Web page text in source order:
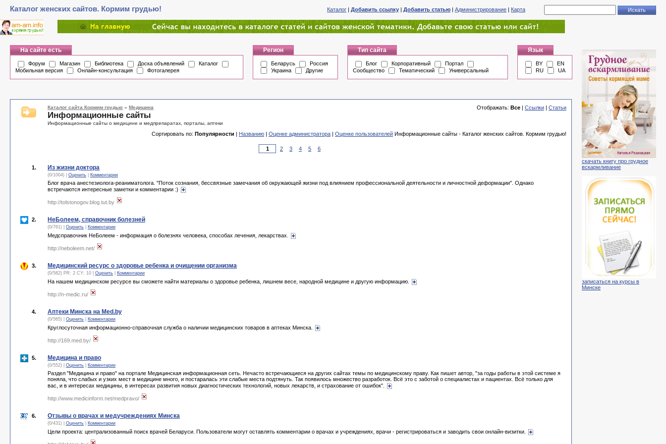
Каталог женских сайтов. Кормим грудью! Каталог | Добавить ссылку | Добавить статью | Администрирование | Карта
На сайте есть
Форум Магазин Библиотека Доска объявлений
Каталог
Мобильная версия
Онлайн-консультация Фотогалерея
Регион
Беларусь
Россия
Украина
Другие
Тип сайта
Блог Корпоративный
Портал
Сообщество
Тематический Универсальный
Язык
BY
EN
RU
UA
Каталог сайта Кормим грудью » Медицина Отображать: Все | Ссылки | Статьи
Информационные сайты
Информационные сайты о медицине и медпрепаратах, порталы, аптеки
Сортировать по: Популярности | Названию | Оценке администратора | Оценке пользователей Информационные сайты - Каталог женских сайтов. Кормим грудью!
2 3 4 5 6
1. Из жизни доктора
(0/1004) | Оценить Комментарии
Блог врача анестезиолога-реаниматолога. "Поток сознания, бессвязные замечания об окружающей жизни под влиянием профессиональной деятельности и личностной деформации". Однако
встречаются интересные заметки и комментарии :)
http://tolstonogov.blog.tut.by
2. НеБолеем, справочник болезней
(0/761) | Оценить Комментарии
Медсправочник НеБолеем - информация о болезнях человека, способах лечения, лекарствах.
http://neboleem.net/
3. Медицинский ресурс о здоровье ребенка и очищении организма
(0/582) PR: 2 CY: 10 | Оценить Комментарии
На нашем медицинском ресурсе вы сможете найти материалы о здоровье ребенка, лишнем весе, народной медицине и другую информацию.
http://n-medic.ru/
4. Аптеки Минска на Med.by
(0/565) | Оценить Комментарии
Круглосуточная информационно-справочная служба о наличии медицинских товаров в аптеках Минска.
http://169.med.by/
5. Медицина и право
(0/552) | Оценить Комментарии
Раздел "Медицина и право" на портале Медицинская информационная сеть. Нечасто встречающиеся на других сайтах темы по медицинскому праву. Как пишет автор, "за годы работы в этой системе я
поняла, что слабых и узких мест в медицине много, и постаралась эти слабые места подтянуть. Так появилось множество разработок. Всё это с заботой о специалистах и пациентах. Всё только для
вас, и в интересах медицины, в интересах развития новых диагностических технологий, новых лекарств, и страхование от ошибок".
http://www.medicinform.net/medpravo/
6. Отзывы о врачах и медучреждениях Минска
(0/431) | Оценить Комментарии
Цели проекта: централизованный поиск врачей Беларуси. Пользователи могут оставлять комментарии о врачах и учреждениях, врачи - регистрироваться и заводить свои онлайн-визитки.
скачать книгу про грудное
вскармливание
записаться на курсы в
Минске